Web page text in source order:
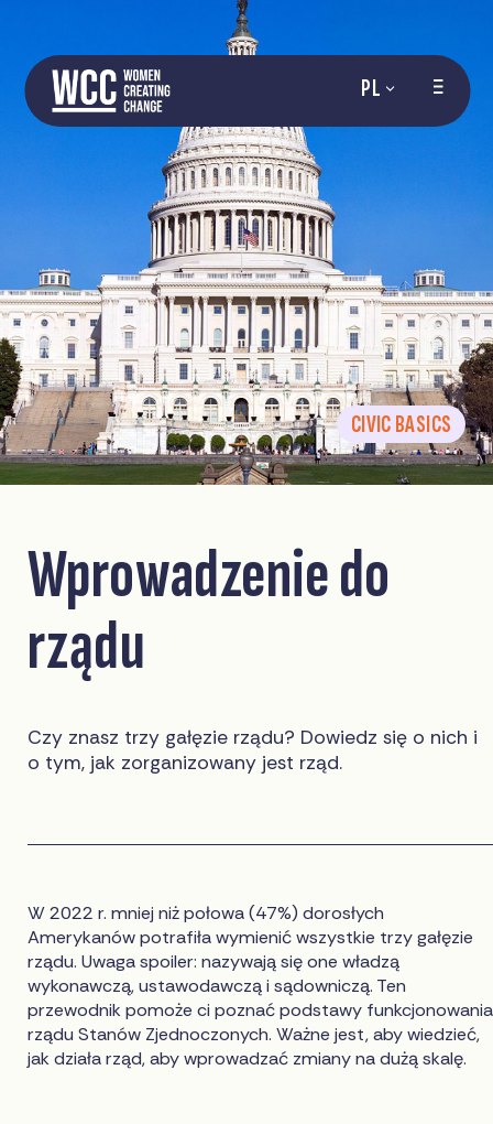
PL
CIVIC BASICS
Wprowadzenie do
rządu
Czy znasz trzy gałęzie rządu? Dowiedz się o nich i
o tym, jak zorganizowany jest rząd.
W 2022 r. mniej niż połowa (47%) dorosłych
Amerykanów potrafiła wymienić wszystkie trzy gałęzie
rządu. Uwaga spoiler: nazywają się one władzą
wykonawczą, ustawodawczą i sądowniczą. Ten
przewodnik pomoże ci poznać podstawy funkcjonowania
rządu Stanów Zjednoczonych. Ważne jest, aby wiedzieć,
jak działa rząd, aby wprowadzać zmiany na dużą skalę.